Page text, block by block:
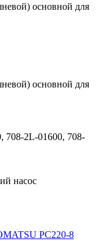
основной для
основной для
708-2L-01600, 708-
насос